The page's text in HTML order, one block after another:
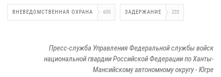
ВНЕВЕДОМСТВЕННАЯ ОХРАНА 605 ЗАДЕРЖАНИЕ 233
Пресс-служба Управления Федеральной службы войск
национальной гвардии Российской Федерации по Ханты-
Мансийскому автономному округу - Югре